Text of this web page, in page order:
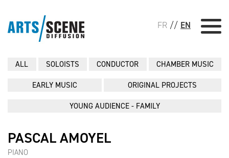
FR // EN
ALL SOLOISTS CONDUCTOR CHAMBER MUSIC
EARLY MUSIC ORIGINAL PROJECTS
YOUNG AUDIENCE - FAMILY
PASCAL AMOYEL
PIANO